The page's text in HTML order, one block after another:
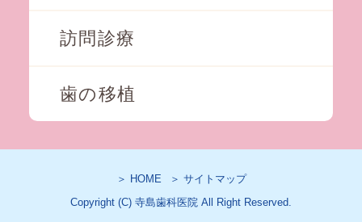
訪問診療
歯の移植
＞ HOME
＞ サイトマップ
Copyright (C) 寺島歯科医院 All Right Reserved.